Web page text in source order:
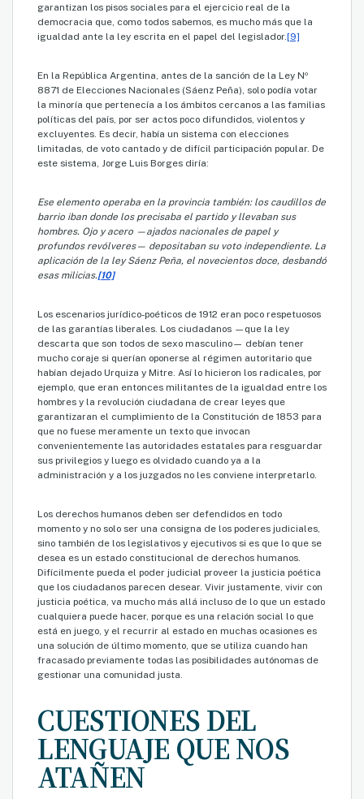
garantizan los pisos sociales para el ejercicio real de la
democracia que, como todos sabemos, es mucho más que la
igualdad ante la ley escrita en el papel del legislador.[9]
En la República Argentina, antes de la sanción de la Ley Nº
8871 de Elecciones Nacionales (Sáenz Peña), solo podía votar
la minoría que pertenecía a los ámbitos cercanos a las familias
políticas del país, por ser actos poco difundidos, violentos y
excluyentes. Es decir, había un sistema con elecciones
limitadas, de voto cantado y de difícil participación popular. De
este sistema, Jorge Luis Borges diría:
Ese elemento operaba en la provincia también: los caudillos de
barrio iban donde los precisaba el partido y llevaban sus
hombres. Ojo y acero —ajados nacionales de papel y
profundos revólveres— depositaban su voto independiente. La
aplicación de la ley Sáenz Peña, el novecientos doce, desbandó
esas milicias.[10]
Los escenarios jurídico-poéticos de 1912 eran poco respetuosos
de las garantías liberales. Los ciudadanos —que la ley
descarta que son todos de sexo masculino— debían tener
mucho coraje si querían oponerse al régimen autoritario que
habían dejado Urquiza y Mitre. Así lo hicieron los radicales, por
ejemplo, que eran entonces militantes de la igualdad entre los
hombres y la revolución ciudadana de crear leyes que
garantizaran el cumplimiento de la Constitución de 1853 para
que no fuese meramente un texto que invocan
convenientemente las autoridades estatales para resguardar
sus privilegios y luego es olvidado cuando ya a la
administración y a los juzgados no les conviene interpretarlo.
Los derechos humanos deben ser defendidos en todo
momento y no solo ser una consigna de los poderes judiciales,
sino también de los legislativos y ejecutivos si es que lo que se
desea es un estado constitucional de derechos humanos.
Difícilmente pueda el poder judicial proveer la justicia poética
que los ciudadanos parecen desear. Vivir justamente, vivir con
justicia poética, va mucho más allá incluso de lo que un estado
cualquiera puede hacer, porque es una relación social lo que
está en juego, y el recurrir al estado en muchas ocasiones es
una solución de último momento, que se utiliza cuando han
fracasado previamente todas las posibilidades autónomas de
gestionar una comunidad justa.
CUESTIONES DEL
LENGUAJE QUE NOS
ATAÑEN